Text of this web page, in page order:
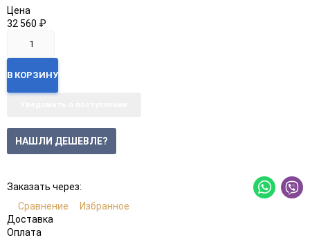
Цена
32 560 ₽
В КОРЗИНУ
НАШЛИ ДЕШЕВЛЕ?
Заказать через:
Сравнение
Избранное
Доставка
Оплата